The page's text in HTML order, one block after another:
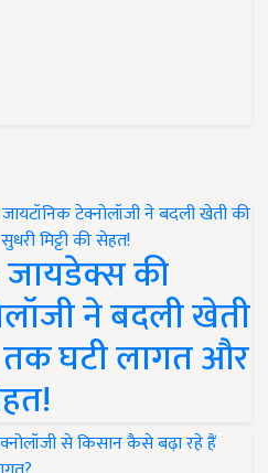
जायडेक्स की
ने बदली खेती
तक घटी लागत और